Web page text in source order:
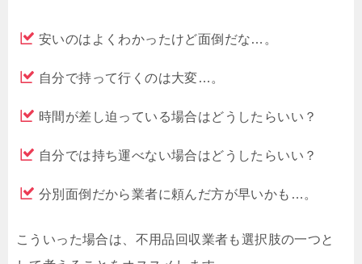
安いのはよくわかったけど面倒だな…。
自分で持って行くのは大変…。
時間が差し迫っている場合はどうしたらいい？
自分では持ち運べない場合はどうしたらいい？
分別面倒だから業者に頼んだ方が早いかも…。
こういった場合は、不用品回収業者も選択肢の一つと